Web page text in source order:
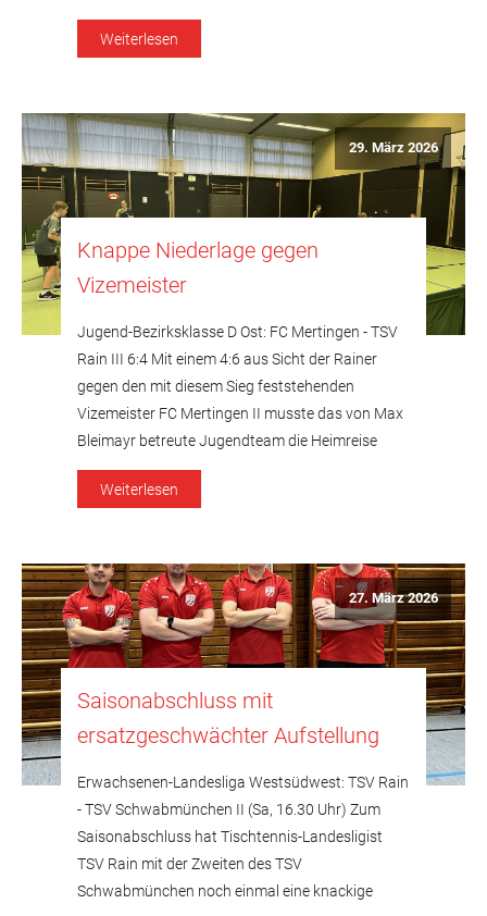
Bereits zu Beginn geriet die zweite Rainer
Jugendvertretung früh ins Hintertreffen gegen
Weiterlesen
29. März 2026
Knappe Niederlage gegen
Vizemeister
Jugend-Bezirksklasse D Ost: FC Mertingen - TSV
Rain III 6:4 Mit einem 4:6 aus Sicht der Rainer
gegen den mit diesem Sieg feststehenden
Vizemeister FC Mertingen II musste das von Max
Bleimayr betreute Jugendteam die Heimreise
antreten. Die Partie verlief zu Beginn
ausgeglichen: Beck/Landes unterlagen
Weiterlesen
27. März 2026
Saisonabschluss mit
ersatzgeschwächter Aufstellung
Erwachsenen-Landesliga Westsüdwest: TSV Rain
- TSV Schwabmünchen II (Sa, 16.30 Uhr) Zum
Saisonabschluss hat Tischtennis-Landesligist
TSV Rain mit der Zweiten des TSV
Schwabmünchen noch einmal eine knackige